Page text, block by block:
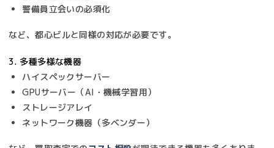
警備員立会いの必須化
など、都心ビルと同様の対応が必要です。
3. 多種多様な機器
ハイスペックサーバー
GPUサーバー（AI・機械学習用）
ストレージアレイ
ネットワーク機器（多ベンダー）